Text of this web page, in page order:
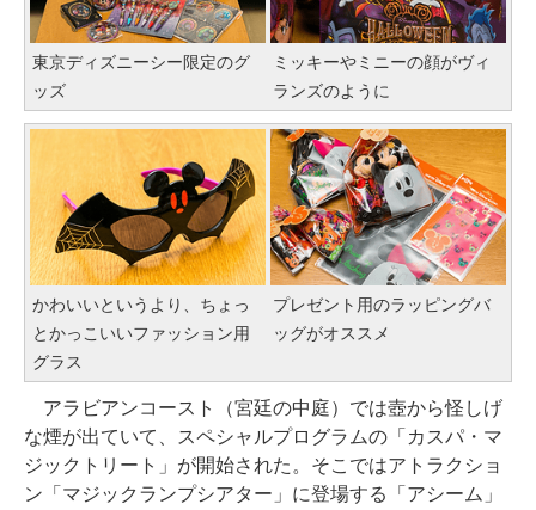
東京ディズニーシー限定のグ
ッズ
ミッキーやミニーの顔がヴィ
ランズのように
かわいいというより、ちょっ
とかっこいいファッション用
グラス
プレゼント用のラッピングバ
ッグがオススメ
アラビアンコースト（宮廷の中庭）では壺から怪しげ
な煙が出ていて、スペシャルプログラムの「カスパ・マ
ジックトリート」が開始された。そこではアトラクショ
ン「マジックランプシアター」に登場する「アシーム」